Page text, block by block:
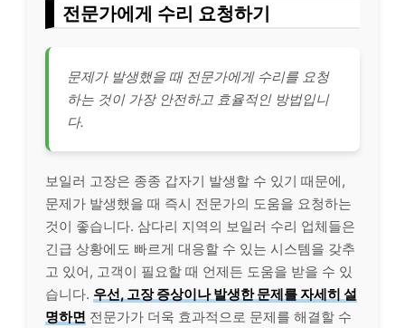
전문가에게 수리 요청하기
문제가 발생했을 때 전문가에게 수리를 요청
하는 것이 가장 안전하고 효율적인 방법입니
다.
보일러 고장은 종종 갑자기 발생할 수 있기 때문에,
문제가 발생했을 때 즉시 전문가의 도움을 요청하는
것이 좋습니다. 삼다리 지역의 보일러 수리 업체들은
긴급 상황에도 빠르게 대응할 수 있는 시스템을 갖추
고 있어, 고객이 필요할 때 언제든 도움을 받을 수 있
습니다. 우선, 고장 증상이나 발생한 문제를 자세히 설
명하면 전문가가 더욱 효과적으로 문제를 해결할 수